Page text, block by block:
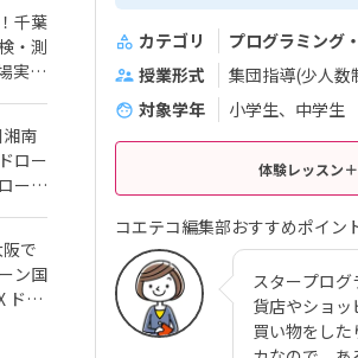
千葉
・測
実務
南
ロー
ーン
で
ン国
ドロ
カテゴリ プログラミング
授業形式
集団指導(少人数
対象学年
小学生、中学生
体験レッスン
コエテコ編集部おすすめポイン
スタープロ
貨店やショ
買い物をし